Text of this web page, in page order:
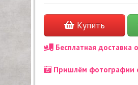
Купить
Бесплатная доставка
Пришлём фотографии